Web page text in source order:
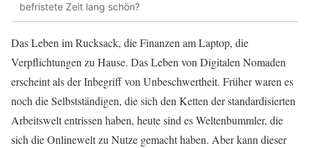
befristete Zeit lang schön?
Das Leben im Rucksack, die Finanzen am Laptop, die
Verpflichtungen zu Hause. Das Leben von Digitalen Nomaden
erscheint als der Inbegriff von Unbeschwertheit. Früher waren es
noch die Selbstständigen, die sich den Ketten der standardisierten
Arbeitswelt entrissen haben, heute sind es Weltenbummler, die
sich die Onlinewelt zu Nutze gemacht haben. Aber kann dieser